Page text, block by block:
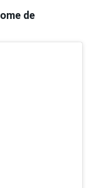
de